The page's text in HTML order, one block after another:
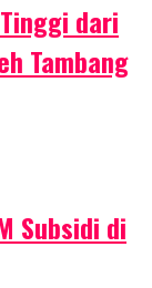
dari
Tambang
Subsidi di